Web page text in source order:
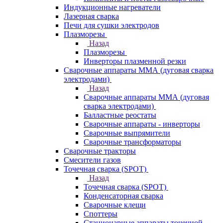
Индукционные нагреватели
Лазерная сварка
Печи для сушки электродов
Плазморезы
Назад
Плазморезы
Инверторы плазменной резки
Сварочные аппараты ММА (дуговая сварка
электродами)
Назад
Сварочные аппараты ММА (дуговая
сварка электродами)
Балластные реостаты
Сварочные аппараты - инверторы
Сварочные выпрямители
Сварочные трансформаторы
Сварочные тракторы
Смесители газов
Точечная сварка (SPOT)
Назад
Точечная сварка (SPOT)
Конденсаторная сварка
Сварочные клещи
Споттеры